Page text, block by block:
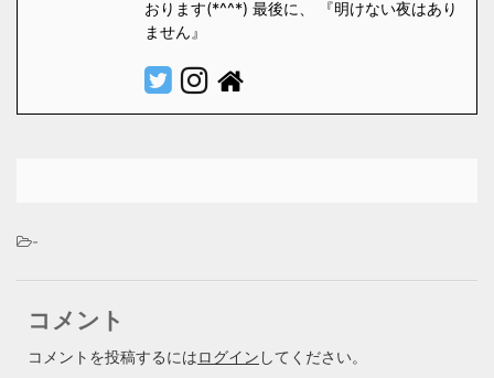
おります(*^^*) 最後に、 『明けない夜はあり
ません』
-
コメント
コメントを投稿するにはログイン してください。